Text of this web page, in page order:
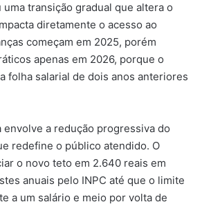
transição gradual que altera o
diretamente o acesso ao
começam em 2025, porém
apenas em 2026, porque o
folha salarial de dois anos anteriores
envolve a redução progressiva do
redefine o público atendido. O
o novo teto em 2.640 reais em
anuais pelo INPC até que o limite
a um salário e meio por volta de